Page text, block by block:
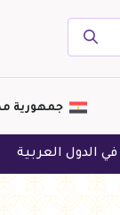
جمهورية مصر العربية
سجل حساب